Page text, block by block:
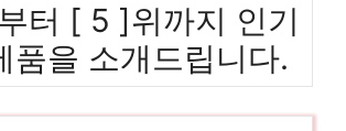
터 [ 5 ]위까지 인기
품을 소개드립니다.